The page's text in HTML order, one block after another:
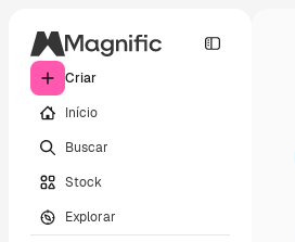
Criar
Início
Buscar
Stock
Explorar